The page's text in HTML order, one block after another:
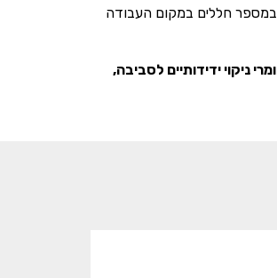
במספר חללים במקום העבודה
ניקוי ידידותיים לסביבה,